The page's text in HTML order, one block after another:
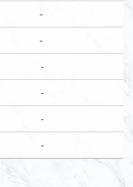
-
-
-
-
-
-